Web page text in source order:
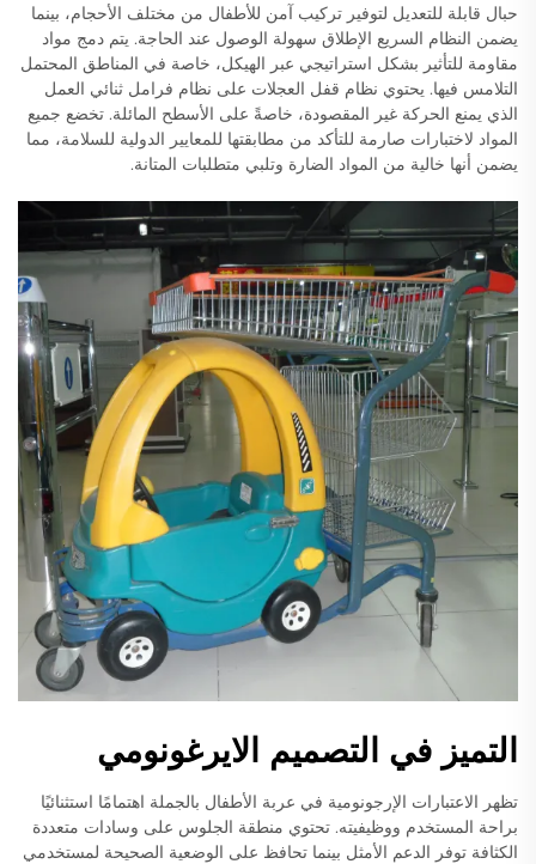
حبال قابلة للتعديل لتوفير تركيب آمن للأطفال من مختلف الأحجام، بينما
يضمن النظام السريع الإطلاق سهولة الوصول عند الحاجة. يتم دمج مواد
مقاومة للتأثير بشكل استراتيجي عبر الهيكل، خاصة في المناطق المحتمل
التلامس فيها. يحتوي نظام قفل العجلات على نظام فرامل ثنائي العمل
الذي يمنع الحركة غير المقصودة، خاصةً على الأسطح المائلة. تخضع جميع
المواد لاختبارات صارمة للتأكد من مطابقتها للمعايير الدولية للسلامة، مما
يضمن أنها خالية من المواد الضارة وتلبي متطلبات المتانة.
التميز في التصميم الايرغونومي
تظهر الاعتبارات الإرجونومية في عربة الأطفال بالجملة اهتمامًا استثنائيًا
براحة المستخدم ووظيفيته. تحتوي منطقة الجلوس على وسادات متعددة
الكثافة توفر الدعم الأمثل بينما تحافظ على الوضعية الصحيحة لمستخدمي